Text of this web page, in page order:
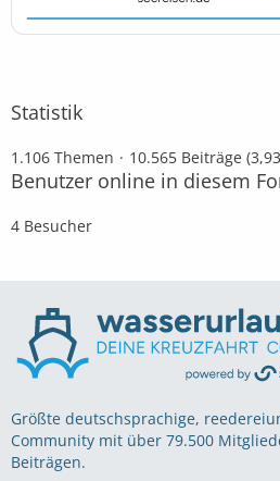
Statistik
1.106 Themen 10.565 Beiträge
Benutzer online in diesem
4 Besucher
Größte deutschsprachige,
Community mit über 79.500
Beiträgen.